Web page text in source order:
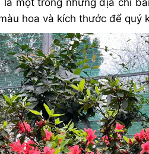
hoa và kích thước để quý